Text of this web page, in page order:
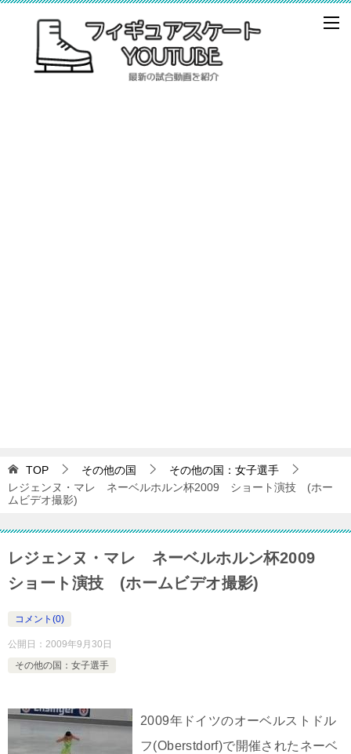
TOP その他の国
その他の国：女子選手
レジェンヌ・マレ ネーベルホルン杯2009 ショート演技 (ホー
ムビデオ撮影)
レジェンヌ・マレ ネーベルホルン杯2009
ショート演技 (ホームビデオ撮影)
コメント(0)
公開日： 2009年9月30日
その他の国：女子選手
2009年ドイツのオーベルストドル
フ(Oberstdorf)で開催されたネーベ